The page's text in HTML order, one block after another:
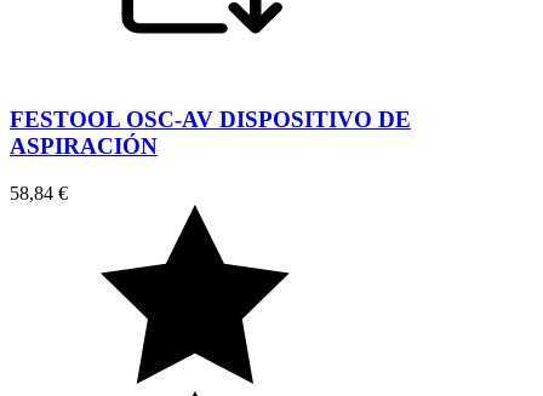
FESTOOL OSC-AV DISPOSITIVO DE
ASPIRACIÓN
58,84 €